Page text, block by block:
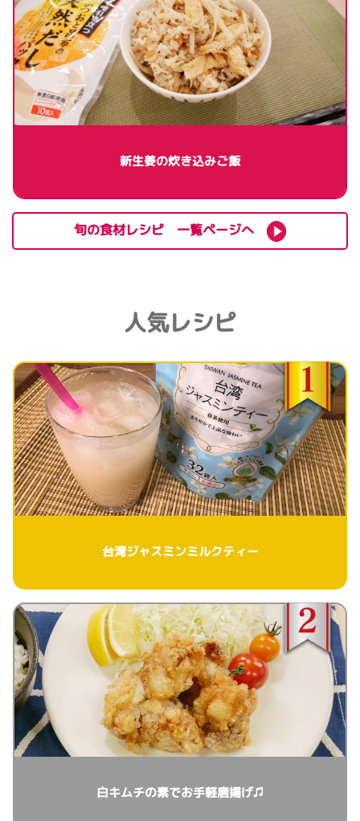
新生姜の炊き込みご飯
旬の食材レシピ 一覧ページへ
人気レシピ
台湾ジャスミンミルクティー
白キムチの素でお手軽唐揚げ♫